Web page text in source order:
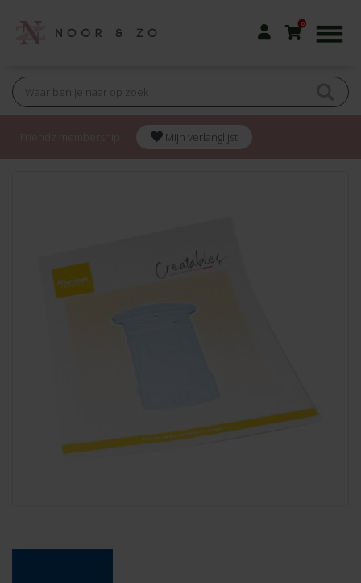
0
Mijn verlanglijst